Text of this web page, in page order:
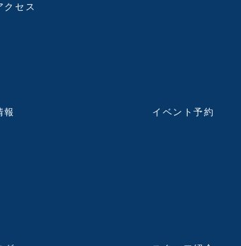
クセス
報 イベント予約